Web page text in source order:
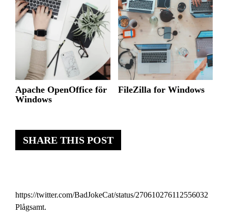
SHARE THIS POST
https://twitter.com/BadJokeCat/status/270610276112556032
Plågsamt.
Apache OpenOffice för
Windows
FileZilla for Windows